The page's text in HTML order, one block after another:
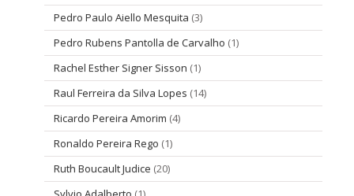
Pedro Paulo Aiello Mesquita (3)
Pedro Rubens Pantolla de Carvalho (1)
Rachel Esther Signer Sisson (1)
Raul Ferreira da Silva Lopes (14)
Ricardo Pereira Amorim (4)
Ronaldo Pereira Rego (1)
Ruth Boucault Judice (20)